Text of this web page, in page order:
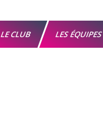
LE CLUB LES ÉQUIPES